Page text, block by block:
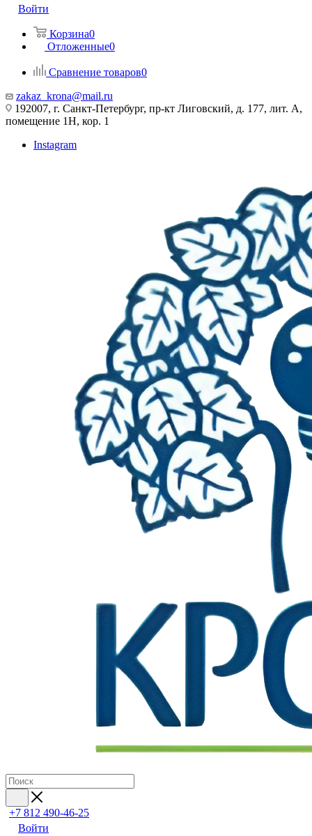
Войти
Корзина0
Отложенные0
Сравнение товаров0
zakaz_krona@mail.ru
192007, г. Санкт-Петербург, пр-кт Лиговский, д. 177, лит. А,
помещение 1Н, кор. 1
Instagram
+7 812 490-46-25
Войти